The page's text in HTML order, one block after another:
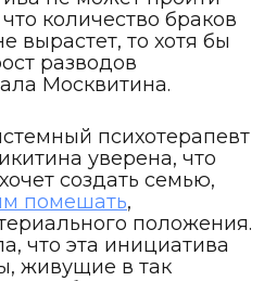
количество браков
вырастет, то хотя бы
разводов
Москвитина.
психотерапевт
уверена, что
создать семью,
помешать,
положения.
что эта инициатива
живущие в так